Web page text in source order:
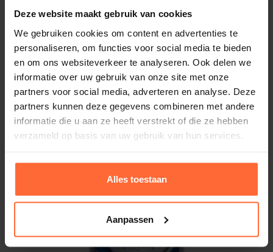
Deze website maakt gebruik van cookies
We gebruiken cookies om content en advertenties te
personaliseren, om functies voor social media te bieden
en om ons websiteverkeer te analyseren. Ook delen we
informatie over uw gebruik van onze site met onze
partners voor social media, adverteren en analyse. Deze
partners kunnen deze gegevens combineren met andere
informatie die u aan ze heeft verstrekt of die ze hebben
verzameld op basis van uw gebruik van hun services.
Alles toestaan
Aanpassen
behandelingschemicaliën of organische chloor
10,1 kg
Gerelateerde producten